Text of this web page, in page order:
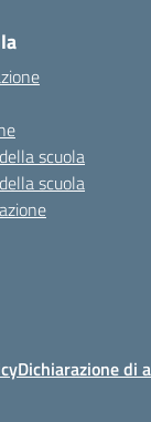
scuola
scuola
Dichiarazione di